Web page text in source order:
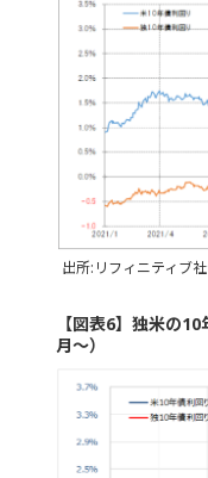
出所:リフィニティブ
【図表6】独米の
月～）